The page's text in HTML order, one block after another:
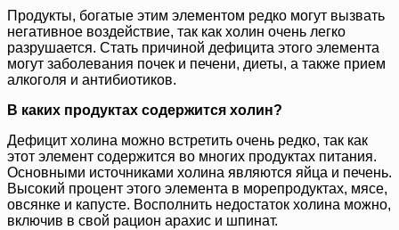
Продукты, богатые этим элементом редко могут вызвать
негативное воздействие, так как холин очень легко
разрушается. Стать причиной дефицита этого элемента
могут заболевания почек и печени, диеты, а также прием
алкоголя и антибиотиков.
В каких продуктах содержится холин?
Дефицит холина можно встретить очень редко, так как
этот элемент содержится во многих продуктах питания.
Основными источниками холина являются яйца и печень.
Высокий процент этого элемента в морепродуктах, мясе,
овсянке и капусте. Восполнить недостаток холина можно,
включив в свой рацион арахис и шпинат.